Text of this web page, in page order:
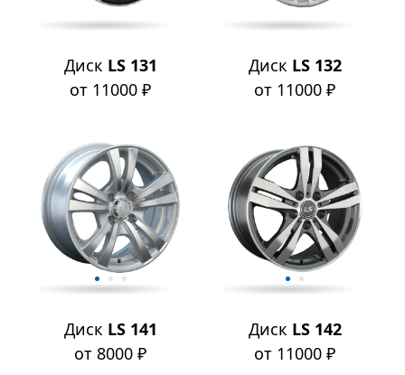
Диск LS 131
от 11000 ₽
Диск LS 132
от 11000 ₽
Диск LS 141
от 8000 ₽
Диск LS 142
от 11000 ₽